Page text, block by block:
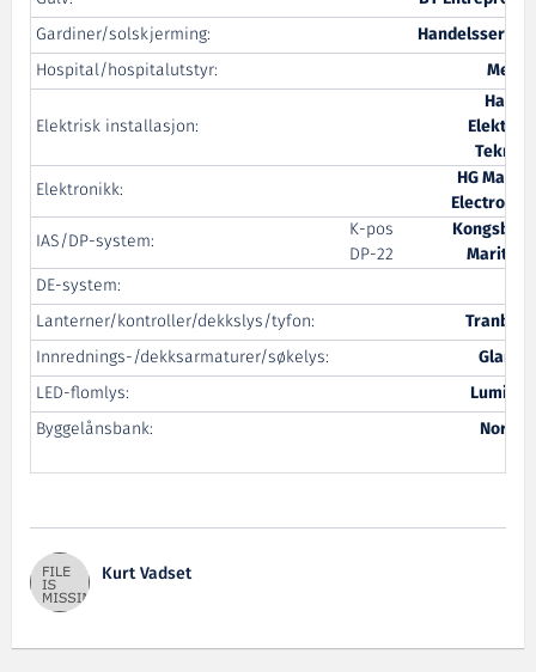
Gardiner/solskjerming:
Handelsservice
Hospital/hospitalutstyr:
Medi 3
Elektrisk installasjon:
Hareid
Elektrisk
Teknikk
Elektronikk:
HG Marine
Electronics
IAS/DP-system:
K-pos
DP-22
Kongsberg
Maritime
DE-system:
Lanterner/kontroller/dekkslys/tyfon:
Tranberg
Innrednings-/dekksarmaturer/søkelys:
Glamox
LED-flomlys:
Luminell
Byggelånsbank:
Nordea
Kurt Vadset